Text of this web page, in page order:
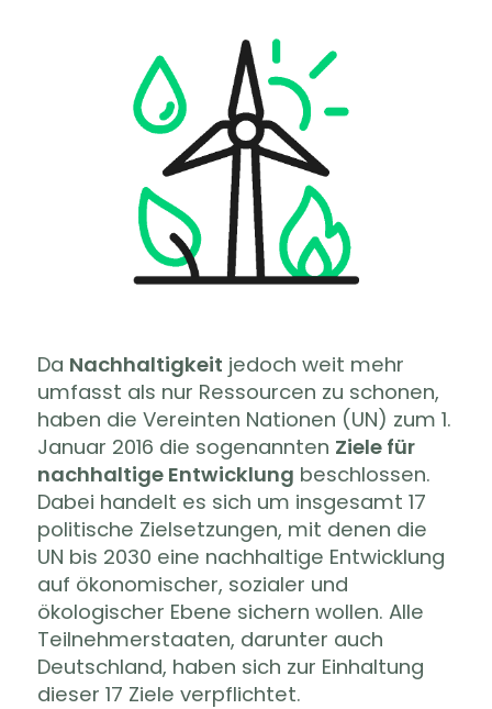
Da Nachhaltigkeit jedoch weit mehr
umfasst als nur Ressourcen zu schonen,
haben die Vereinten Nationen (UN) zum 1.
Januar 2016 die sogenannten Ziele für
nachhaltige Entwicklung beschlossen.
Dabei handelt es sich um insgesamt 17
politische Zielsetzungen, mit denen die
UN bis 2030 eine nachhaltige Entwicklung
auf ökonomischer, sozialer und
ökologischer Ebene sichern wollen. Alle
Teilnehmerstaaten, darunter auch
Deutschland, haben sich zur Einhaltung
dieser 17 Ziele verpflichtet.